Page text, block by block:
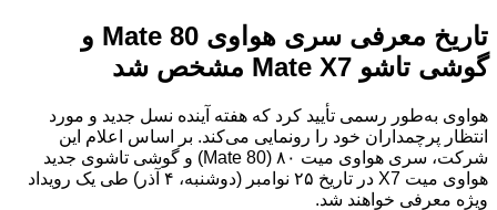
تاریخ معرفی سری هواوی Mate 80 و
گوشی تاشو Mate X7 مشخص شد
هواوی به‌طور رسمی تأیید کرد که هفته آینده نسل جدید و مورد
انتظار پرچمداران خود را رونمایی می‌کند. بر اساس اعلام این
شرکت، سری هواوی میت ۸۰ (Mate 80) و گوشی تاشوی جدید
هواوی میت X7 در تاریخ ۲۵ نوامبر (دوشنبه، ۴ آذر) طی یک رویداد
ویژه معرفی خواهند شد.